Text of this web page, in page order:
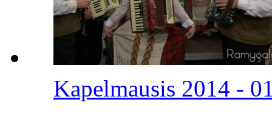
Kapelmausis 2014 -